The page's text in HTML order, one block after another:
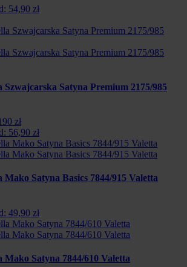
54,90 zł
Szwajcarska Satyna Premium 2175/985
zł
56,90 zł
Mako Satyna Basics 7844/915 Valetta
49,90 zł
Mako Satyna 7844/610 Valetta